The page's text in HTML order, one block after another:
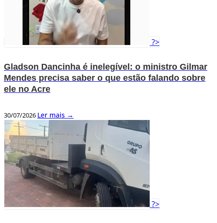
?>
Gladson Dancinha é inelegível: o ministro Gilmar
Mendes precisa saber o que estão falando sobre
ele no Acre
30/07/2026 Ler mais →
?>